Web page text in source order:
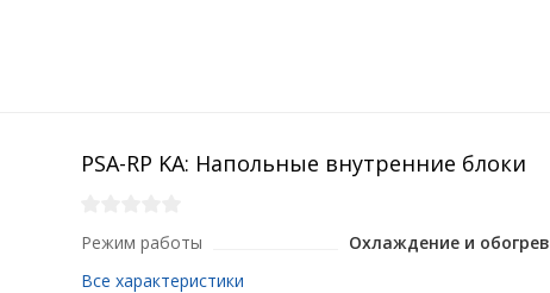
PSA-RP KA: Напольные внутренние блоки
Режим работы
Охлаждение и обогрев
Все характеристики